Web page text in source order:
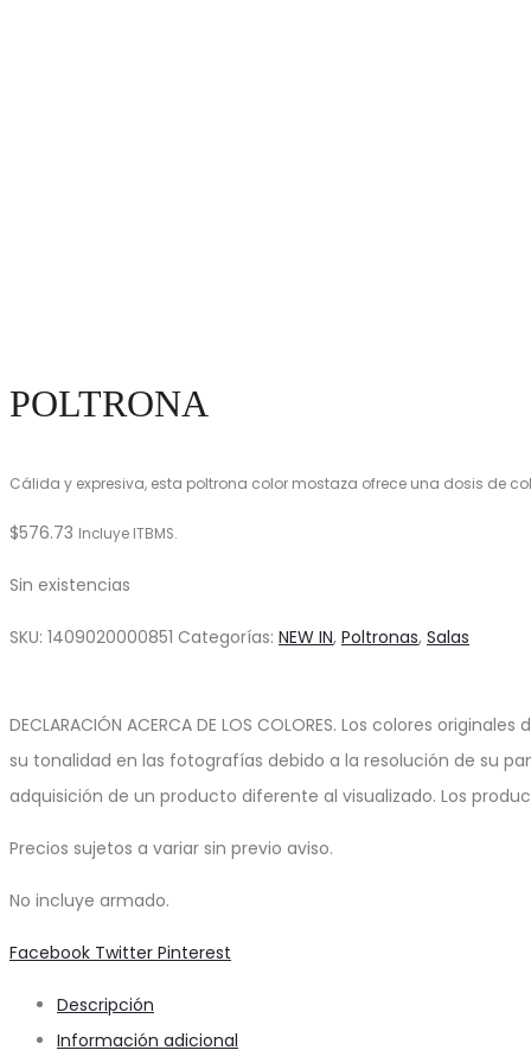
POLTRONA
Cálida y expresiva, esta poltrona color mostaza ofrece una dosis de
$576.73 Incluye ITBMS.
Sin existencias
SKU: 1409020000851 Categorías: NEW IN, Poltronas, Salas
DECLARACIÓN ACERCA DE LOS COLORES. Los colores
su tonalidad en las fotografías debido a la resolución de su
adquisición de un producto diferente al visualizado. Los
Precios sujetos a variar sin previo aviso.
No incluye armado.
Share
Facebook Twitter Pinterest
Descripción
Información adicional